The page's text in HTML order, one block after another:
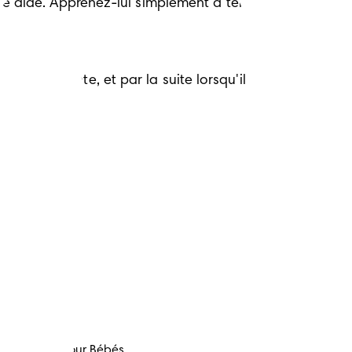
aide. Apprenez-lui simplement à tenir
monte, et par la suite lorsqu'il